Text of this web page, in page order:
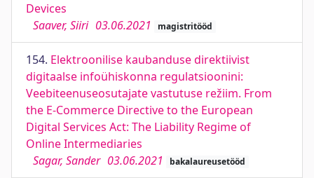
Devices
Saaver, Siiri 03.06.2021 magistritööd
154. Elektroonilise kaubanduse direktiivist
digitaalse infoühiskonna regulatsioonini:
Veebiteenuseosutajate vastutuse režiim. From
the E-Commerce Directive to the European
Digital Services Act: The Liability Regime of
Online Intermediaries
Sagar, Sander 03.06.2021 bakalaureusetööd